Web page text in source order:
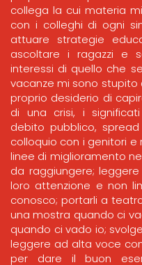
collega la cui materia
con i colleghi di ogni
attuare strategie
ascoltare i ragazzi e
interessi di quello che
vacanze mi sono stupito
proprio desiderio di
di una crisi, i
debito pubblico,
colloquio con i genitori e
linee di miglioramento
da raggiungere;
loro attenzione e non
conosco; portarli a
una mostra quando ci
quando ci vado io;
leggere ad alta voce
per dare il buon